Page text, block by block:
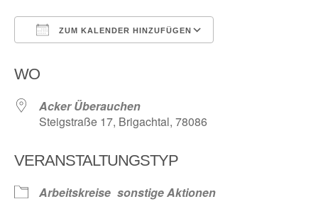
ZUM KALENDER HINZUFÜGEN
WO
Acker Überauchen
Steigstraße 17, Brigachtal, 78086
VERANSTALTUNGSTYP
Arbeitskreise sonstige Aktionen